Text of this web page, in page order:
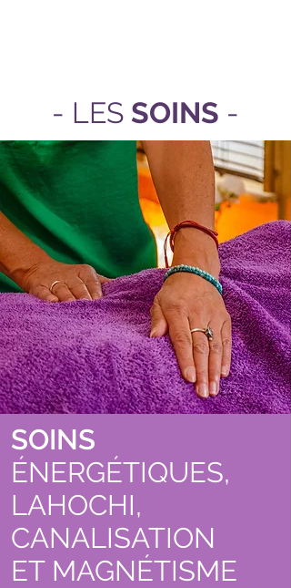
- LES SOINS -
SOINS
ÉNERGÉTIQUES,
LAHOCHI,
CANALISATION
ET MAGNÉTISME